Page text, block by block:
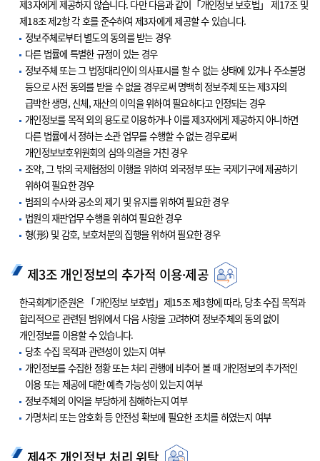
제3자에게 제공하지 않습니다. 다만 다음과 같이「개인정보 보호법」 제17조 및
제18조 제2항 각 호를 준수하여 제3자에게 제공할 수 있습니다.
정보주체로부터 별도의 동의를 받는 경우
다른 법률에 특별한 규정이 있는 경우
정보주체 또는 그 법정대리인이 의사표시를 할 수 없는 상태에 있거나 주소불명
등으로 사전 동의를 받을 수 없을 경우로써 명백히 정보주체 또는 제3자의
급박한 생명, 신체, 재산의 이익을 위하여 필요하다고 인정되는 경우
개인정보를 목적 외의 용도로 이용하거나 이를 제3자에게 제공하지 아니하면
다른 법률에서 정하는 소관 업무를 수행할 수 없는 경우로써
개인정보보호위원회의 심의·의결을 거친 경우
조약, 그 밖의 국제협정의 이행을 위하여 외국정부 또는 국제기구에 제공하기
위하여 필요한 경우
범죄의 수사와 공소의 제기 및 유지를 위하여 필요한 경우
법원의 재판업무 수행을 위하여 필요한 경우
형(形) 및 감호, 보호처분의 집행을 위하여 필요한 경우
제3조 개인정보의 추가적 이용·제공
한국회계기준원은 「개인정보 보호법」제15조 제3항에 따라, 당초 수집 목적과
합리적으로 관련된 범위에서 다음 사항을 고려하여 정보주체의 동의 없이
개인정보를 이용할 수 있습니다.
당초 수집 목적과 관련성이 있는지 여부
개인정보를 수집한 정황 또는 처리 관행에 비추어 볼 때 개인정보의 추가적인
이용 또는 제공에 대한 예측 가능성이 있는지 여부
정보주체의 이익을 부당하게 침해하는지 여부
가명처리 또는 암호화 등 안전성 확보에 필요한 조치를 하였는지 여부